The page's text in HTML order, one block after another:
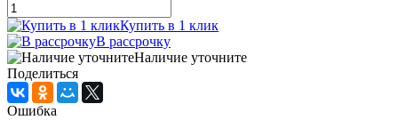
Купить в 1 клик
В рассрочку
Наличие уточните
Поделиться
Ошибка